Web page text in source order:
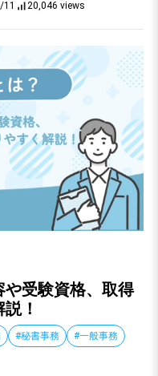
20,046 views
受験資格、取得
！
#秘書事務
#一般事務